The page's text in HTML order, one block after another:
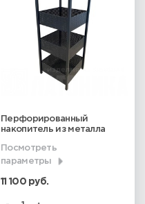
Перфорированный
накопитель из металла
Посмотреть
параметры
11 100 руб.